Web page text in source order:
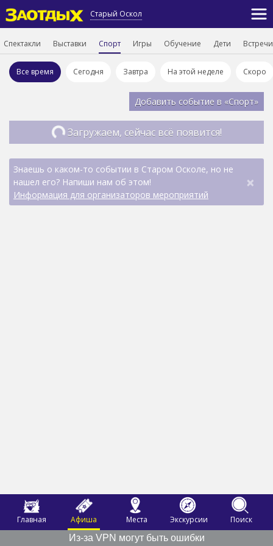
Старый Оскол
Главная Афиша Места Экскурсии
Поиск
Из-за VPN могут быть ошибки
Спектакли Выставки Спорт Игры Обучение Дети Встречи
Все время Сегодня Завтра На этой неделе Скоро
Добавить событие в «Спорт»
Загружаем, сейчас всё появится!
Знаешь о каком-то событии в Старом Осколе, но не
нашел его? Напиши нам об этом!
Информация для организаторов мероприятий
×